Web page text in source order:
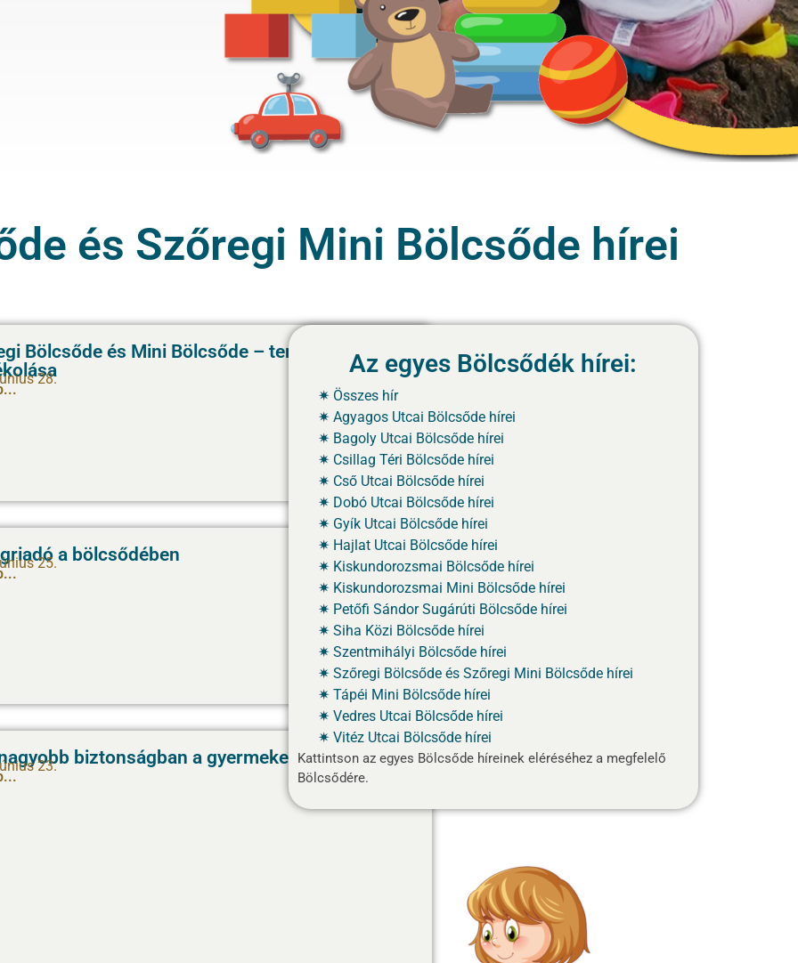
és Szőregi Mini Bölcsőde hírei
Bölcsőde és Mini Bölcsőde – terasz
28.
a bölcsődében
25.
biztonságban a gyermekek
23.
Az egyes Bölcsődék hírei:
Összes hír
Agyagos Utcai Bölcsőde hírei
Bagoly Utcai Bölcsőde hírei
Csillag Téri Bölcsőde hírei
Cső Utcai Bölcsőde hírei
Dobó Utcai Bölcsőde hírei
Gyík Utcai Bölcsőde hírei
Hajlat Utcai Bölcsőde hírei
Kiskundorozsmai Bölcsőde hírei
Kiskundorozsmai Mini Bölcsőde hírei
Petőfi Sándor Sugárúti Bölcsőde hírei
Siha Közi Bölcsőde hírei
Szentmihályi Bölcsőde hírei
Szőregi Bölcsőde és Szőregi Mini Bölcsőde hírei
Tápéi Mini Bölcsőde hírei
Vedres Utcai Bölcsőde hírei
Vitéz Utcai Bölcsőde hírei
Kattintson az egyes Bölcsőde híreinek eléréséhez a megfelelő
Bölcsődére.